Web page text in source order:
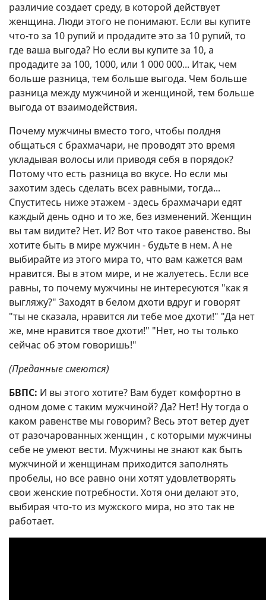
различие создает среду, в которой действует
женщина. Люди этого не понимают. Если вы купите
что-то за 10 рупий и продадите это за 10 рупий, то
где ваша выгода? Но если вы купите за 10, а
продадите за 100, 1000, или 1 000 000... Итак, чем
больше разница, тем больше выгода. Чем больше
разница между мужчиной и женщиной, тем больше
выгода от взаимодействия.
Почему мужчины вместо того, чтобы полдня
общаться с брахмачари, не проводят это время
укладывая волосы или приводя себя в порядок?
Потому что есть разница во вкусе. Но если мы
захотим здесь сделать всех равными, тогда...
Спуститесь ниже этажем - здесь брахмачари едят
каждый день одно и то же, без изменений. Женщин
вы там видите? Нет. И? Вот что такое равенство. Вы
хотите быть в мире мужчин - будьте в нем. А не
выбирайте из этого мира то, что вам кажется вам
нравится. Вы в этом мире, и не жалуетесь. Если все
равны, то почему мужчины не интересуются "как я
выгляжу?" Заходят в белом дхоти вдруг и говорят
"ты не сказала, нравится ли тебе мое дхоти!" "Да нет
же, мне нравится твое дхоти!" "Нет, но ты только
сейчас об этом говоришь!"
(Преданные смеются)
БВПС: И вы этого хотите? Вам будет комфортно в
одном доме с таким мужчиной? Да? Нет! Ну тогда о
каком равенстве мы говорим? Весь этот ветер дует
от разочарованных женщин , с которыми мужчины
себе не умеют вести. Мужчины не знают как быть
мужчиной и женщинам приходится заполнять
пробелы, но все равно они хотят удовлетворять
свои женские потребности. Хотя они делают это,
выбирая что-то из мужского мира, но это так не
работает.